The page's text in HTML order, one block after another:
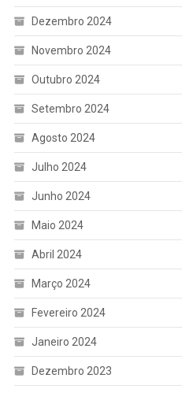
Dezembro 2024
Novembro 2024
Outubro 2024
Setembro 2024
Agosto 2024
Julho 2024
Junho 2024
Maio 2024
Abril 2024
Março 2024
Fevereiro 2024
Janeiro 2024
Dezembro 2023